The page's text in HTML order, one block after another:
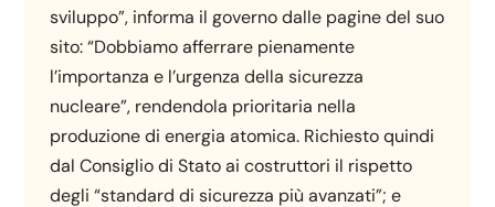
sviluppo”, informa il governo dalle pagine del suo
sito: “Dobbiamo afferrare pienamente
l’importanza e l’urgenza della sicurezza
nucleare”, rendendola prioritaria nella
produzione di energia atomica. Richiesto quindi
dal Consiglio di Stato ai costruttori il rispetto
degli “standard di sicurezza più avanzati”; e